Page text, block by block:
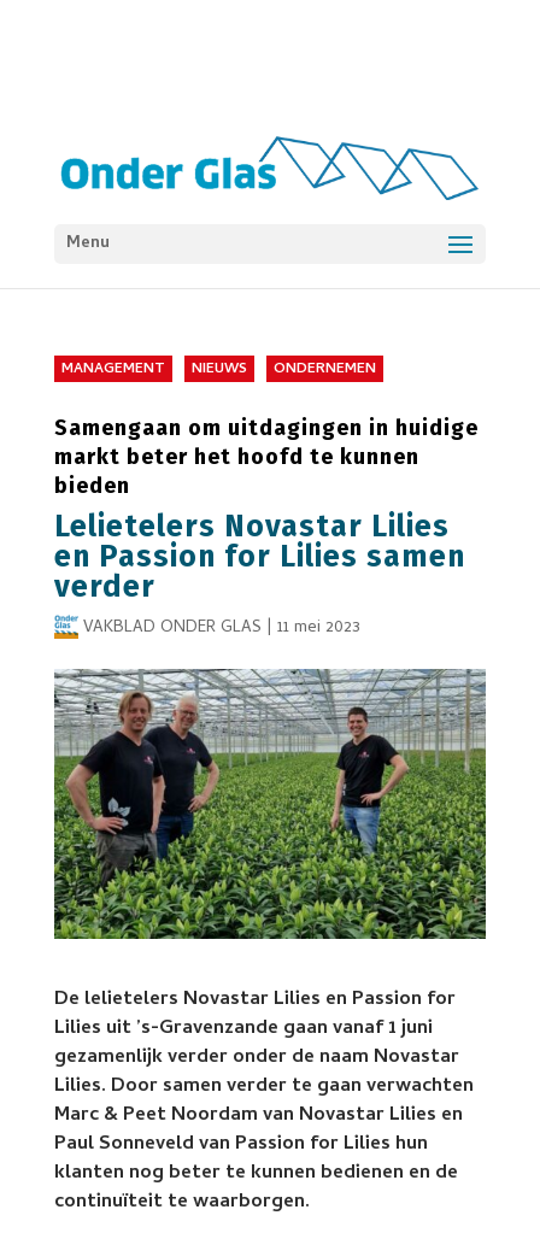
Menu
MANAGEMENT NIEUWS ONDERNEMEN
Samengaan om uitdagingen in huidige
markt beter het hoofd te kunnen
bieden
Lelietelers Novastar Lilies
en Passion for Lilies samen
verder
VAKBLAD ONDER GLAS | 11 mei 2023
De lelietelers Novastar Lilies en Passion for
Lilies uit ’s-Gravenzande gaan vanaf 1 juni
gezamenlijk verder onder de naam Novastar
Lilies. Door samen verder te gaan verwachten
Marc & Peet Noordam van Novastar Lilies en
Paul Sonneveld van Passion for Lilies hun
klanten nog beter te kunnen bedienen en de
continuïteit te waarborgen.